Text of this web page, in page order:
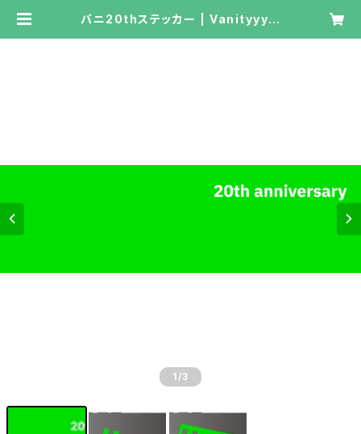
バニ20thステッカー | Vanityyy o
1 /3